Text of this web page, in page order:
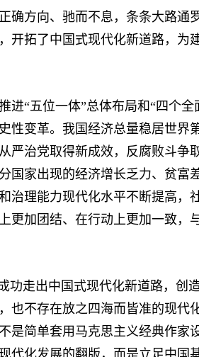
确方向、驰而不息，条条大路通
开拓了中国式现代化新道路，为
“五位一体”总体布局和“四个全
性变革。我国经济总量稳居世界
严治党取得新成效，反腐败斗争
国家出现的经济增长乏力、贫富
治理能力现代化水平不断提高，
更加团结、在行动上更加一致，
走出中国式现代化新道路，创
也不存在放之四海而皆准的现代
是简单套用马克思主义经典作家
代化发展的翻版，而是立足中国